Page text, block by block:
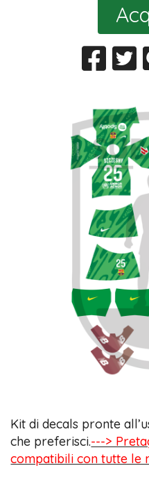
Kit di decals pronte
che preferisci.--->
compatibili con tutte le